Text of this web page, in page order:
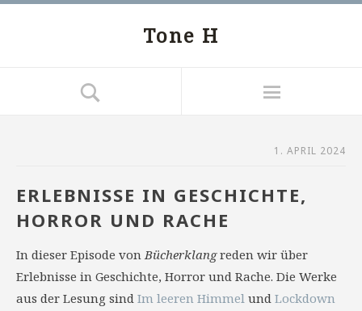
Tone H
1. APRIL 2024
ERLEBNISSE IN GESCHICHTE,
HORROR UND RACHE
In dieser Episode vonBücherklangreden wir über
Erlebnisse in Geschichte, Horror und Rache. Die Werke
aus der Lesung sind Im leeren Himmel und Lockdown